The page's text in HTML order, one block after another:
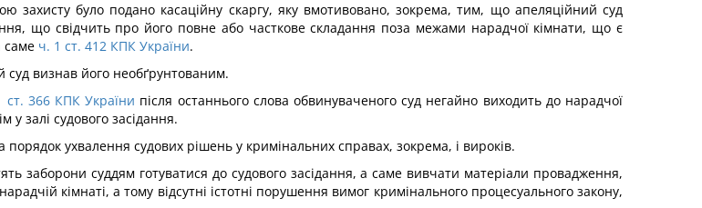
захисту було подано касаційну скаргу, яку вмотивовано, зокрема, тим, що апеляційний суд
що свідчить про його повне або часткове складання поза межами нарадчої кімнати, що є
саме ч. 1 ст. 412 КПК України.
визнав його необґрунтованим.
ст. 366 КПК України після останнього слова обвинуваченого суд негайно виходить до нарадчої
залі судового засідання.
порядок ухвалення судових рішень у кримінальних справах, зокрема, і вироків.
заборони суддям готуватися до судового засідання, а саме вивчати матеріали провадження,
кімнаті, а тому відсутні істотні порушення вимог кримінального процесуального закону,